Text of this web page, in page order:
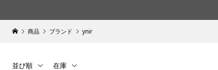
商品 ブランド ynir
並び順 在庫